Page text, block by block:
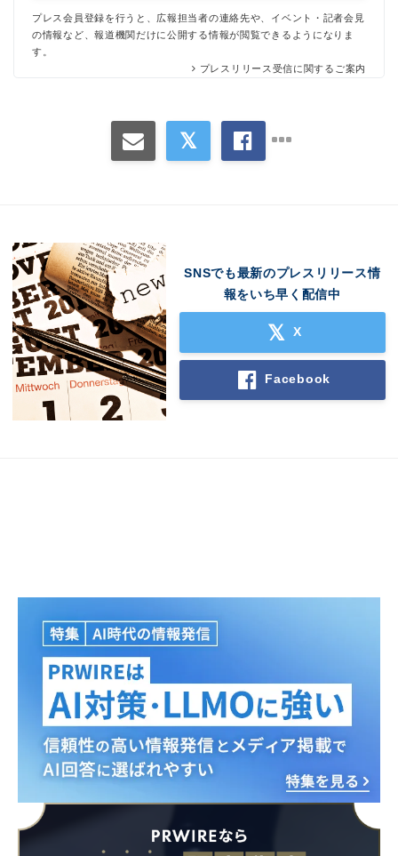
プレス会員登録を行うと、広報担当者の連絡先や、イベント・記者会見
の情報など、報道機関だけに公開する情報が閲覧できるようになりま
す。
プレスリリース受信に関するご案内
SNSでも最新のプレスリリース情
報をいち早く配信中
X
Facebook
English